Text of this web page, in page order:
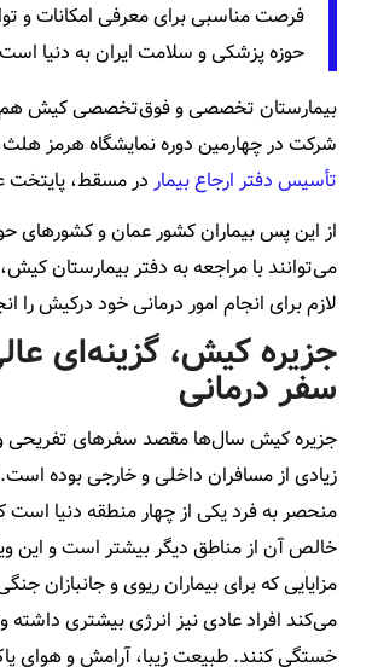
فرصت مناسبی برای معرفی امکانات و
حوزه پزشکی و سلامت ایران به دنیا
بیمارستان تخصصی و فوق‌تخصصی کیش
شرکت در چهارمین دوره نمایشگاه هرمز
تأسیس دفتر ارجاع بیماردر مسقط، پایتخت
از این پس بیماران کشور عمان و کشورهای
می‌توانند با مراجعه به دفتر بیمارستان
لازم برای انجام امور درمانی خود درکیش را
جزیره کیش، گزینه‌ای
سفر درمانی
جزیره کیش سال‌ها مقصد سفرهای تفریحی
زیادی از مسافران داخلی و خارجی بوده
منحصر به فرد یکی از چهار منطقه دنیا است
خالص آن از مناطق دیگر بیشتر است و این
مزایایی که برای بیماران ریوی و جانبازان
می‌کند افراد عادی نیز انرژی بیشتری
خستگی کنند. طبیعت زیبا، آرامش و هوای